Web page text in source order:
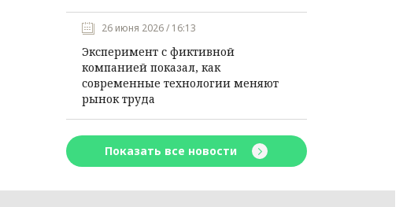
26 июня 2026 / 16:13
Эксперимент с фиктивной
компанией показал, как
современные технологии меняют
рынок труда
Показать все новости